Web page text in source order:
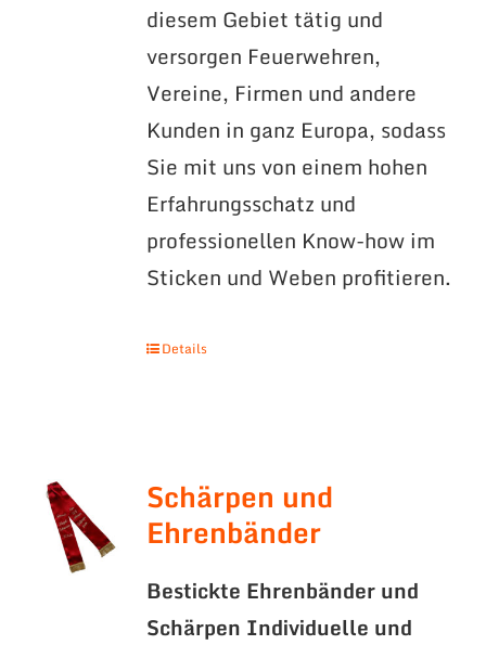
diesem Gebiet tätig und
versorgen Feuerwehren,
Vereine, Firmen und andere
Kunden in ganz Europa, sodass
Sie mit uns von einem hohen
Erfahrungsschatz und
professionellen Know-how im
Sticken und Weben profitieren.
Details
Schärpen und
Ehrenbänder
Bestickte Ehrenbänder und
Schärpen Individuelle und